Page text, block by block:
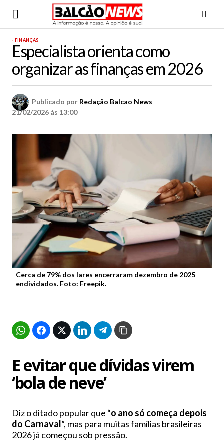
FINANÇAS
Especialista orienta como
organizar as finanças em 2026
Publicado por Redação Balcao News
21/02/2026 às 13:00
Cerca de 79% dos lares encerraram dezembro de 2025
endividados. Foto: Freepik.
E evitar que dívidas virem
‘bola de neve’
Diz o ditado popular que “o ano só começa depois
do Carnaval”, mas para muitas famílias brasileiras
2026 já começou sob pressão.